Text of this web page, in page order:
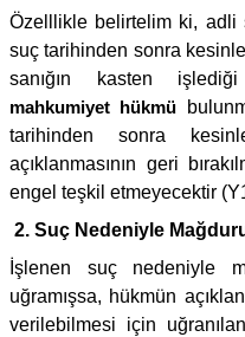
Özelllikle belirtelim ki, adli
suç tarihinden sonra
sanığın kasten
mahkumiyet hükmü
tarihinden sonra
açıklanmasının geri
engel teşkil etmeyecektir
2. Suç Nedeniyle
İşlenen suç nedeniyle
uğramışsa, hükmün
verilebilmesi için